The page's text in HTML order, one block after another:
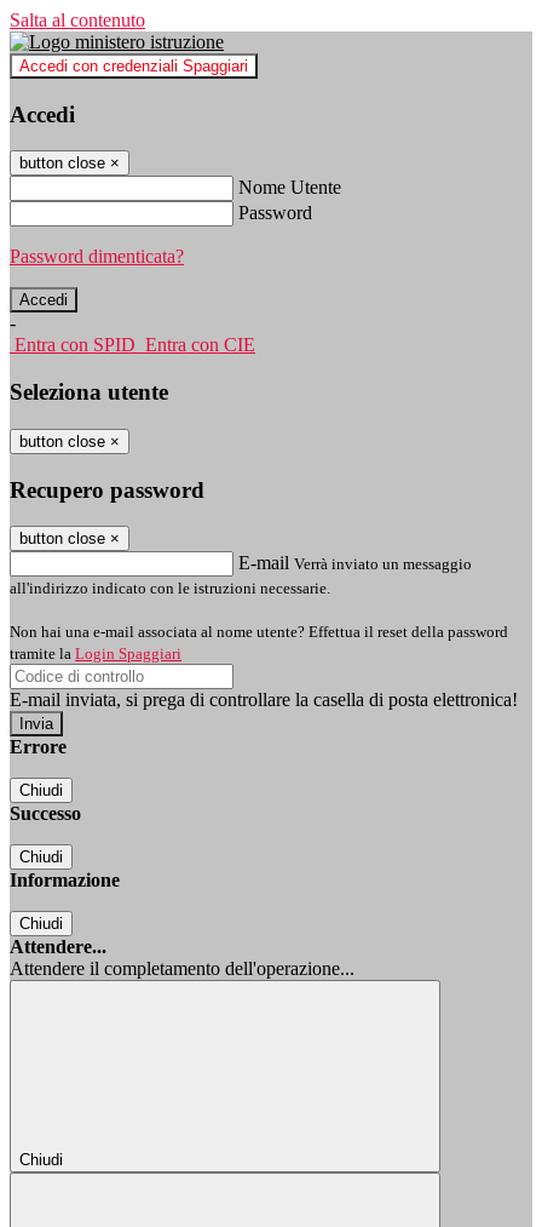
Salta al contenuto
Accedi con credenziali Spaggiari
Accedi
button close ×
Nome Utente
Password
Password dimenticata?
-
Entra con SPID Entra con CIE
Seleziona utente
button close ×
Recupero password
button close ×
E-mail Verrà inviato un messaggio
all'indirizzo indicato con le istruzioni necessarie.
Non hai una e-mail associata al nome utente? Effettua il reset della password
tramite la Login Spaggiari
E-mail inviata, si prega di controllare la casella di posta elettronica!
Errore
Chiudi
Successo
Chiudi
Informazione
Chiudi
Attendere...
Attendere il completamento dell'operazione...
Chiudi